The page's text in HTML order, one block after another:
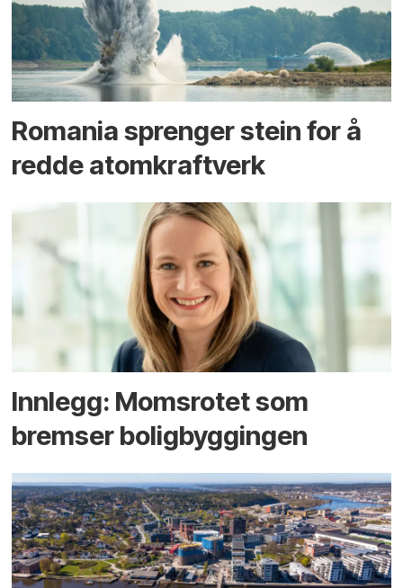
Romania sprenger stein for å
redde atomkraftverk
Innlegg: Moms­rotet som
bremser bolig­byggingen